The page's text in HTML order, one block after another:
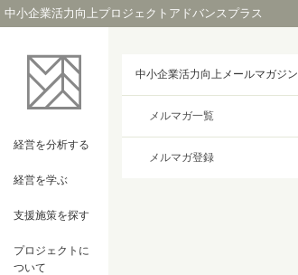
中小企業活力向上プロジェクトアドバンスプラス
経営を分析する
経営を学ぶ
支援施策を探す
プロジェクト に
ついて
中小企業活力向上メールマガジン
メルマガ一覧
メルマガ登録